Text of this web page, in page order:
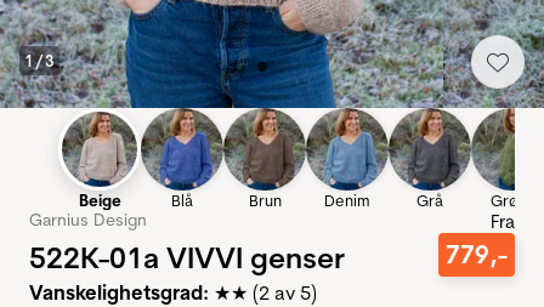
1/3
Beige Blå Brun Denim Grå Grønn
Garnius Design
522K-01a VIVVI genser
Fra
779,-
Vanskelighetsgrad: ★★ (2 av 5)